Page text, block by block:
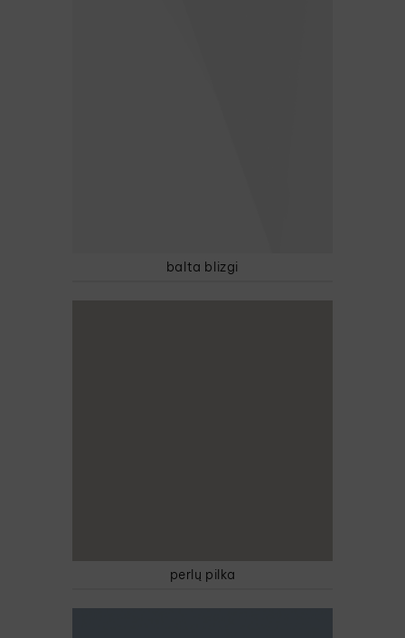
balta blizgi
perlų pilka